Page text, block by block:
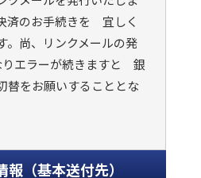
済のお手続きを 宜しく
。尚、リンクメールの発
りエラーが続きますと 銀
替をお願いすることとな
報（基本送付先）